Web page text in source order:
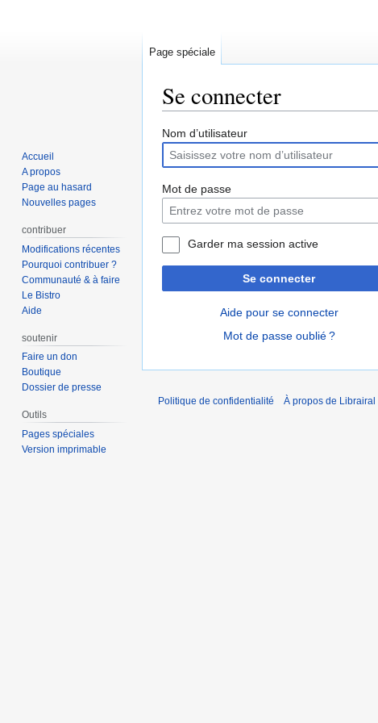
Se connecter
Aller
la
navigation
Aller
la
recherche
Nom d’utilisateur
Mot de passe
Garder ma session active
Se connecter
Aide pour se connecter
Mot de passe oublié ?
Page spéciale
Accueil
A propos
Page au hasard
Nouvelles pages
contribuer
Modifications récentes
Pourquoi contribuer ?
Communauté & à faire
Le Bistro
Aide
soutenir
Faire un don
Boutique
Dossier de presse
Outils
Pages spéciales
Version imprimable
Politique de confidentialité À propos de Librairal